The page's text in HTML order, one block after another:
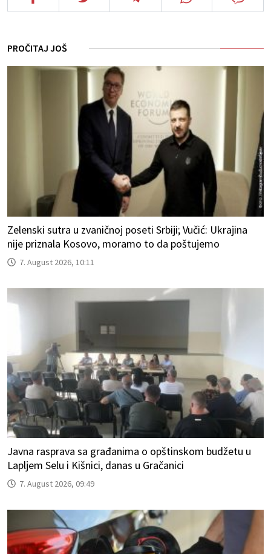
PROČITAJ JOŠ
Zelenski sutra u zvaničnoj poseti Srbiji; Vučić: Ukrajina
nije priznala Kosovo, moramo to da poštujemo
7. August 2026, 10:11
Javna rasprava sa građanima o opštinskom budžetu u
Lapljem Selu i Kišnici, danas u Gračanici
7. August 2026, 09:49